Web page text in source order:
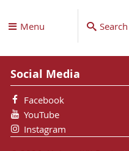
Menu Search
Social Media
Facebook
YouTube
Instagram